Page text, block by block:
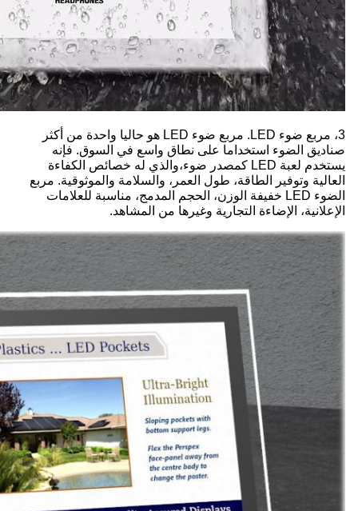
3، مربع ضوء LED. مربع ضوء LED هو حاليا واحدة من أكثر
صناديق الضوء استخداما على نطاق واسع في السوق. فإنه
يستخدم لعبة LED كمصدر ضوء،والذي له خصائص الكفاءة
العالية وتوفير الطاقة، طول العمر، والسلامة والموثوقية. مربع
الضوء LED خفيفة الوزن، الحجم المدمج، مناسبة للعلامات
الإعلانية، الإضاءة التجارية وغيرها من المشاهد.